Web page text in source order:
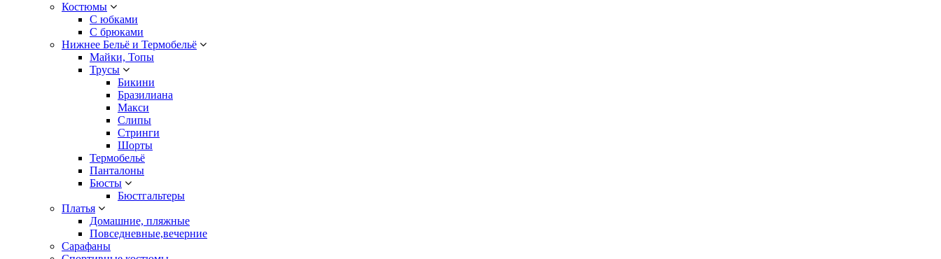
Костюмы
С юбками
С брюками
Нижнее Бельё и Термобельё
Майки, Топы
Трусы
Бикини
Бразилиана
Макси
Слипы
Стринги
Шорты
Термобельё
Панталоны
Бюсты
Бюстгальтеры
Платья
Домашние, пляжные
Повседневные,вечерние
Сарафаны